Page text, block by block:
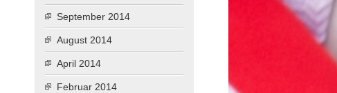
September 2014
August 2014
April 2014
Februar 2014